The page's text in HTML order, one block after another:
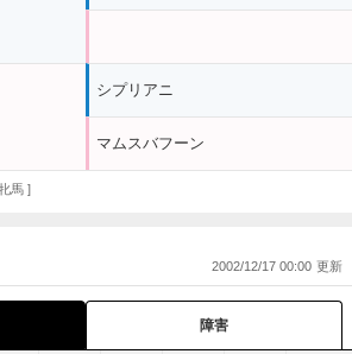
シプリアニ
マムスバフーン
馬 ]
2002/12/17 00:00
障害